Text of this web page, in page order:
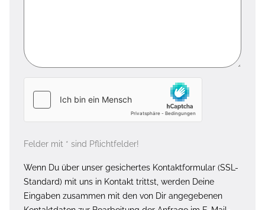
Felder mit * sind Pflichtfelder!
Wenn Du über unser gesichertes Kontaktformular (SSL-
Standard) mit uns in Kontakt trittst, werden Deine
Eingaben zusammen mit den von Dir angegebenen